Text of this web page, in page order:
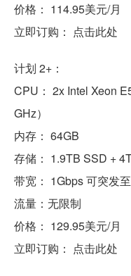
价格： 114.95美元/月
立即订购： 点击此处
计划 2+：
CPU： 2x Intel Xeon
GHz）
内存： 64GB
存储： 1.9TB SSD +
带宽： 1Gbps 可突发
流量：无限制
价格： 129.95美元/月
立即订购： 点击此处